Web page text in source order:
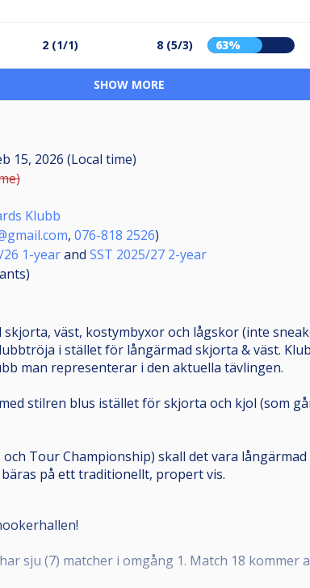
2 (1/1) 8 (5/3) 63%
SHOW MORE
15, 2026 (Local time)
Klubb
, 076-818 2526)
26 1-yearand SST 2025/27 2-year
)
skjorta, väst, kostymbyxor och lågskor (inte
i stället för långärmad skjorta & väst.
man representerar i den aktuella tävlingen.
stilren blus istället för skjorta och kjol (som
Tour Championship) skall det vara
på ett traditionellt, propert vis.
sju (7) matcher i omgång 1. Match 18 kommer